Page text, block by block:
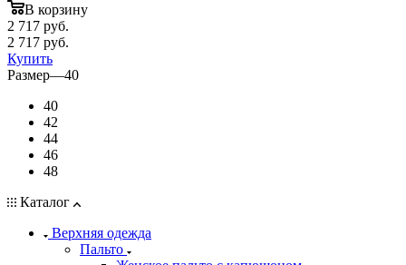
В корзину
2 717 руб.
2 717 руб.
Купить
Размер—40
40
42
44
46
48
Каталог
Верхняя одежда
Пальто